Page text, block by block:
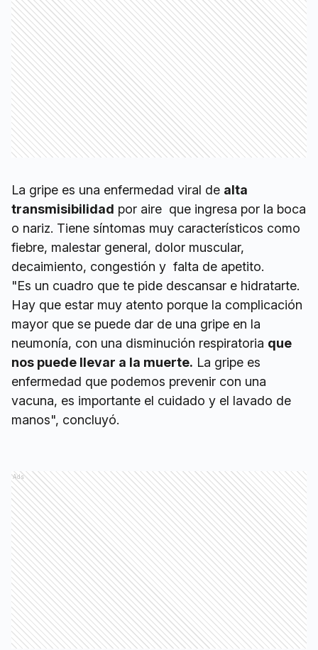
La gripe es una enfermedad viral de alta
transmisibilidad por aire que ingresa por la boca
o nariz. Tiene síntomas muy característicos como
fiebre, malestar general, dolor muscular,
decaimiento, congestión y falta de apetito.
"Es un cuadro que te pide descansar e hidratarte.
Hay que estar muy atento porque la complicación
mayor que se puede dar de una gripe en la
neumonía, con una disminución respiratoria que
nos puede llevar a la muerte. La gripe es
enfermedad que podemos prevenir con una
vacuna, es importante el cuidado y el lavado de
manos", concluyó.
Ads